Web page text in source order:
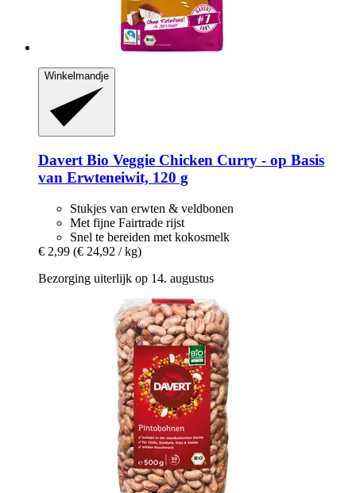
Winkelmandje
Davert Bio Veggie Chicken Curry -​ op Basis
van Erwteneiwit, 120 g
Stukjes van erwten & veldbonen
Met fijne Fairtrade rijst
Snel te bereiden met kokosmelk
€ 2,99 (€ 24,92 / kg)
Bezorging uiterlijk op 14. augustus